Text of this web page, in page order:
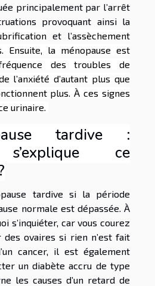
principalement par l’arrêt
provoquant ainsi la
et l’assèchement
Ensuite, la ménopause est
des troubles de
l’anxiété d’autant plus que
plus. À ces signes
urinaire.
tardive :
ce
tardive si la période
normale est dépassée. À
s’inquiéter, car vous courez
des ovaires si rien n’est fait
cancer, il est également
un diabète accru de type
les causes d’un retard de